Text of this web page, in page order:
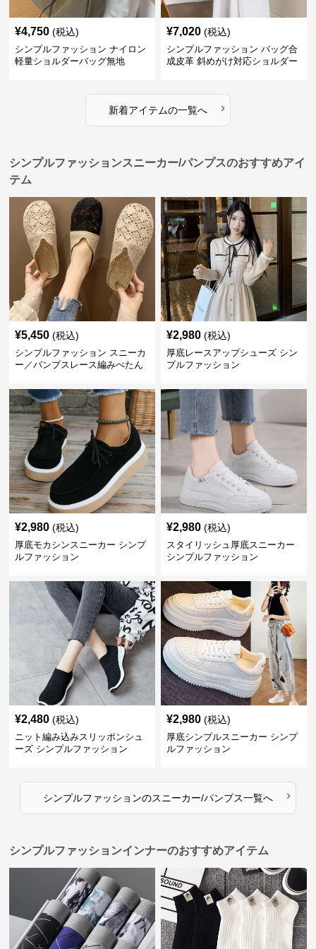
¥4,750 (税込)
シンプルファッション ナイロン
軽量ショルダーバッグ無地
¥7,020 (税込)
シンプルファッション バッグ合
成皮革 斜めがけ対応ショルダー
新着アイテムの一覧へ ›
シンプルファッションスニーカー/パンプスのおすすめアイ
テム
¥5,450 (税込)
シンプルファッション スニーカ
ー／パンプスレース編みぺたん
¥2,980 (税込)
厚底レースアップシューズ シン
プルファッション
¥2,980 (税込)
厚底モカシンスニーカー シンプ
ルファッション
¥2,980 (税込)
スタイリッシュ厚底スニーカー
シンプルファッション
¥2,480 (税込)
ニット編み込みスリッポンシュ
ーズ シンプルファッション
¥2,980 (税込)
厚底シンプルスニーカー シンプ
ルファッション
シンプルファッションのスニーカー/パンプス一覧へ ›
シンプルファッションインナーのおすすめアイテム